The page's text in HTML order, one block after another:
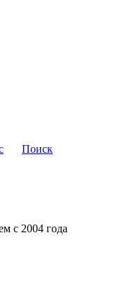
Поиск
с 2004 года